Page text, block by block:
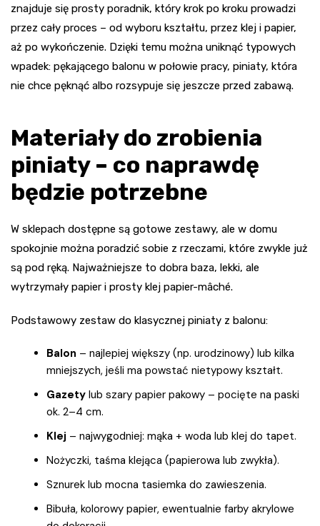
znajduje się prosty poradnik, który krok po kroku prowadzi
przez cały proces – od wyboru kształtu, przez klej i papier,
aż po wykończenie. Dzięki temu można uniknąć typowych
wpadek: pękającego balonu w połowie pracy, piniaty, która
nie chce pęknąć albo rozsypuje się jeszcze przed zabawą.
Materiały do zrobienia
piniaty – co naprawdę
będzie potrzebne
W sklepach dostępne są gotowe zestawy, ale w domu
spokojnie można poradzić sobie z rzeczami, które zwykle już
są pod ręką. Najważniejsze to dobra baza, lekki, ale
wytrzymały papier i prosty klej papier-mâché.
Podstawowy zestaw do klasycznej piniaty z balonu:
Balon – najlepiej większy (np. urodzinowy) lub kilka
mniejszych, jeśli ma powstać nietypowy kształt.
Gazety lub szary papier pakowy – pocięte na paski
ok. 2–4 cm.
Klej – najwygodniej: mąka + woda lub klej do tapet.
Nożyczki, taśma klejąca (papierowa lub zwykła).
Sznurek lub mocna tasiemka do zawieszenia.
Bibuła, kolorowy papier, ewentualnie farby akrylowe